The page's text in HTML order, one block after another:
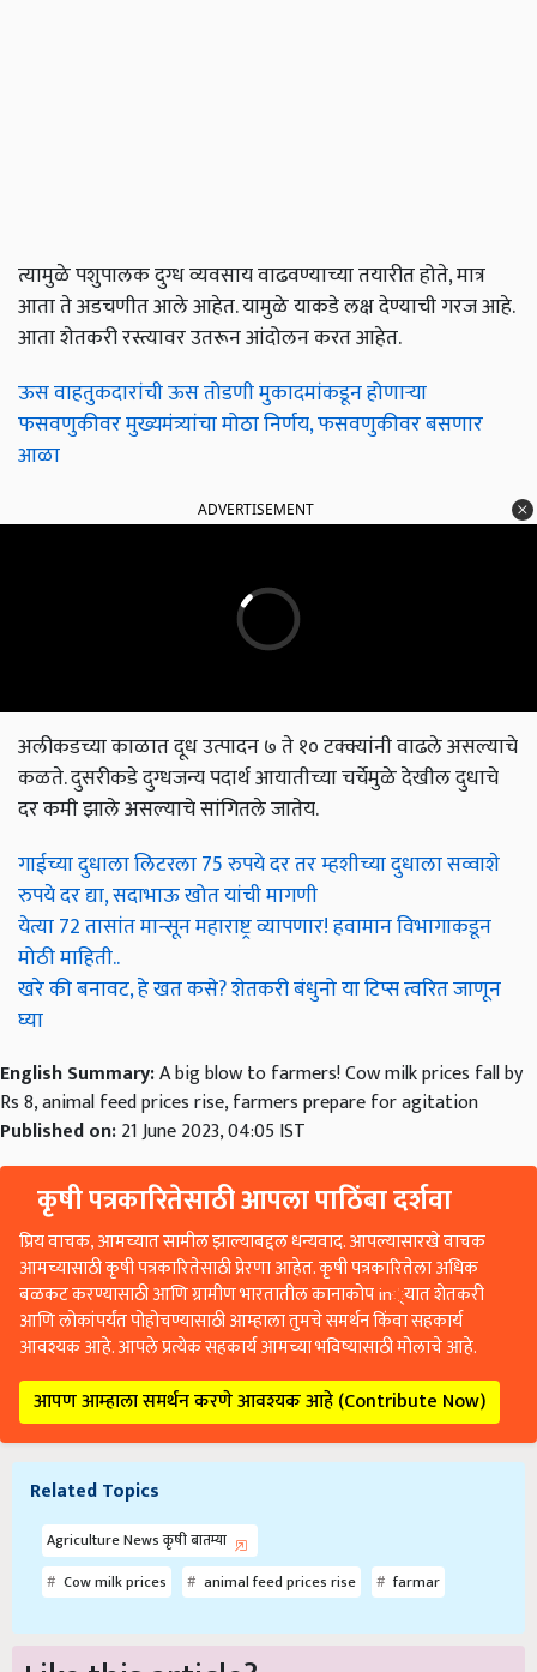
त्यामुळे पशुपालक दुग्ध व्यवसाय वाढवण्याच्या तयारीत होते, मात्र
आता ते अडचणीत आले आहेत. यामुळे याकडे लक्ष देण्याची गरज आहे.
आता शेतकरी रस्त्यावर उतरून आंदोलन करत आहेत.
ऊस वाहतुकदारांची ऊस तोडणी मुकादमांकडून होणाऱ्या
फसवणुकीवर मुख्यमंत्र्यांचा मोठा निर्णय, फसवणुकीवर बसणार
आळा
ADVERTISEMENT
अलीकडच्या काळात दूध उत्पादन ७ ते १० टक्क्यांनी वाढले असल्याचे
कळते. दुसरीकडे दुग्धजन्य पदार्थ आयातीच्या चर्चेमुळे देखील दुधाचे
दर कमी झाले असल्याचे सांगितले जातेय.
गाईच्या दुधाला लिटरला 75 रुपये दर तर म्हशीच्या दुधाला सव्वाशे
रुपये दर द्या, सदाभाऊ खोत यांची मागणी
येत्या 72 तासांत मान्सून महाराष्ट्र व्यापणार! हवामान विभागाकडून
मोठी माहिती..
खरे की बनावट, हे खत कसे? शेतकरी बंधुनो या टिप्स त्वरित जाणून
घ्या
English Summary:A big blow to farmers! Cow milk prices fall by
Rs 8, animal feed prices rise, farmers prepare for agitation
Published on:21 June 2023, 04:05 IST
कृषी पत्रकारितेसाठी आपला पाठिंबा दर्शवा
प्रिय वाचक, आमच्यात सामील झाल्याबद्दल धन्यवाद. आपल्यासारखे वाचक
आमच्यासाठी कृषी पत्रकारितेसाठी प्रेरणा आहेत. कृषी पत्रकारितेला अधिक
बळकट करण्यासाठी आणि ग्रामीण भारतातील कानाकोप in्यात शेतकरी
आणि लोकांपर्यंत पोहोचण्यासाठी आम्हाला तुमचे समर्थन किंवा सहकार्य
आवश्यक आहे. आपले प्रत्येक सहकार्य आमच्या भविष्यासाठी मोलाचे आहे.
आपण आम्हाला समर्थन करणे आवश्यक आहे (Contribute Now)
Related Topics
Agriculture News कृषी बातम्या
Cow milk prices
animal feed prices rise farmar